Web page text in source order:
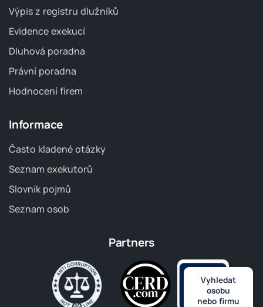
Výpis z registru dlužníků
Evidence exekucí
Dluhová poradna
Právní poradna
Hodnocení firem
Informace
Často kladené otázky
Seznam exekutorů
Slovník pojmů
Seznam osob
Partners
Vyhledat
osobu
nebo firmu